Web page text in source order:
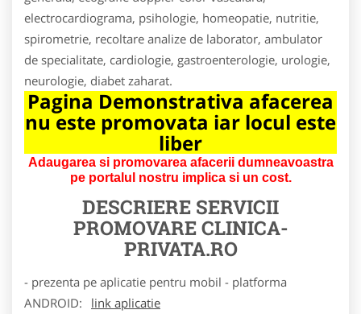
electrocardiograma, psihologie, homeopatie, nutritie,
spirometrie, recoltare analize de laborator, ambulator
de specialitate, cardiologie, gastroenterologie, urologie,
neurologie, diabet zaharat.
Pagina Demonstrativa afacerea
nu este promovata iar locul este
liber
Adaugarea si promovarea afacerii dumneavoastra
pe portalul nostru implica si un cost.
DESCRIERE SERVICII
PROMOVARECLINICA-
PRIVATA.RO
- prezenta pe aplicatie pentru mobil - platforma
ANDROID:
link aplicatie